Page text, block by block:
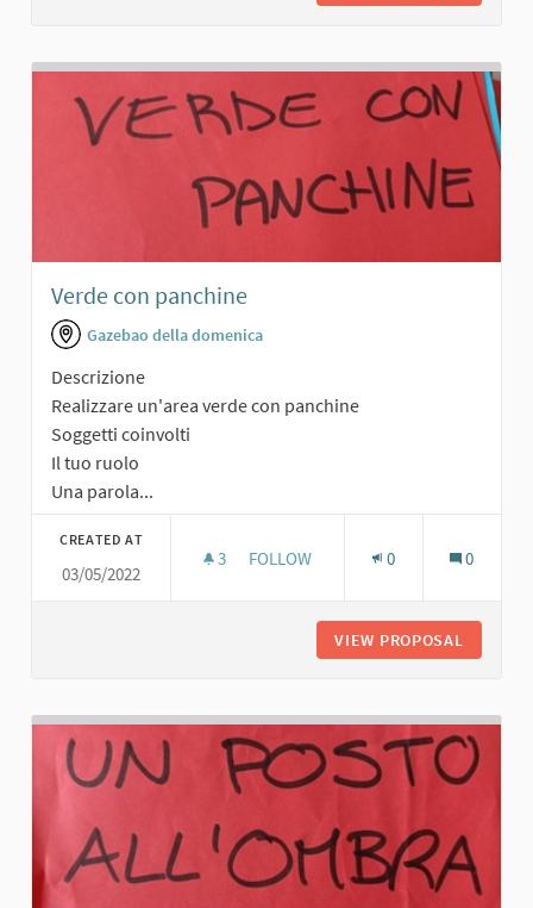
Verde con panchine
Gazebao della domenica
Descrizione
Realizzare un'area verde con panchine
Soggetti coinvolti
Il tuo ruolo
Una parola...
CREATED AT
03/05/2022
3 3 FOLLOWERS
FOLLOW 0 0
VIEW PROPOSAL